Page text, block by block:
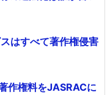
はすべて著作権侵害
作権料をJASRACに